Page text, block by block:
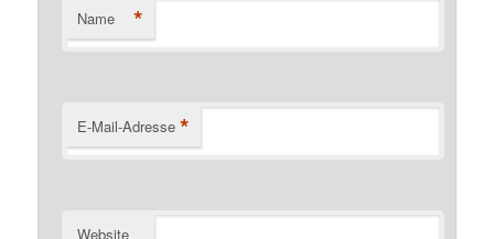
Name *
E-Mail-Adresse *
Website